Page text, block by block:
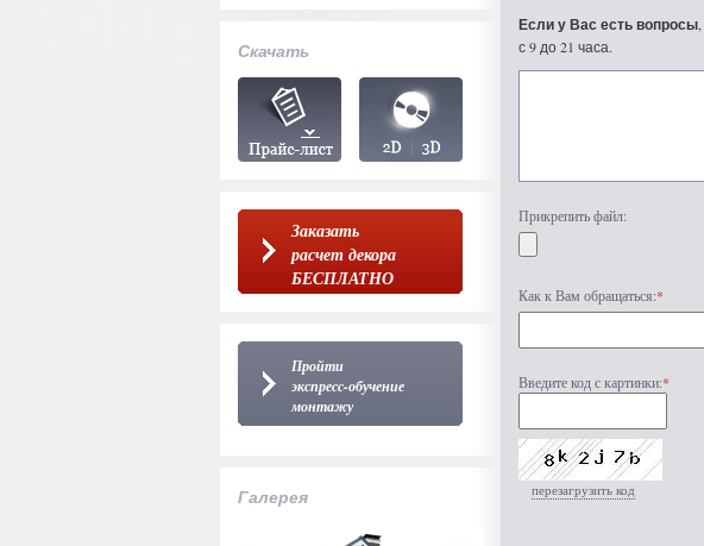
Скачать
Заказать
расчет декора
БЕСПЛАТНО
Пройти
экспресс-обучение
монтажу
Галерея
Если у Вас есть вопросы
с 9 до 21 часа.
Прикрепить файл:
Как к Вам обращаться:*
Введите код с картинки:*
перезагрузить код